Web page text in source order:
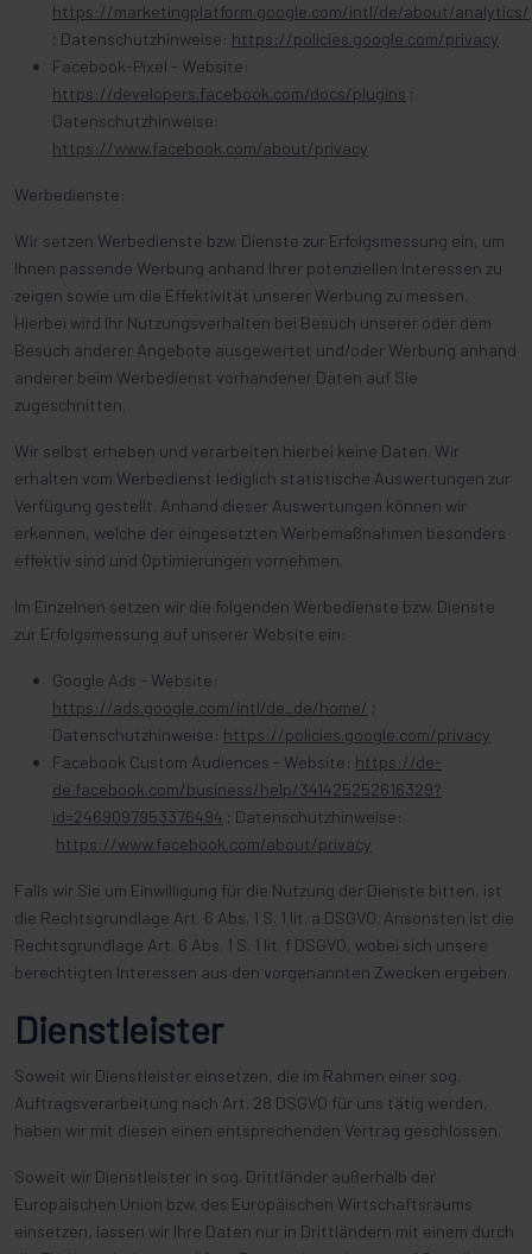
https://marketingplatform.google.com/intl/de/about/analytics/
; Datenschutzhinweise: https://policies.google.com/privacy
Facebook-Pixel - Website:
https://developers.facebook.com/docs/plugins ;
Datenschutzhinweise:
https://www.facebook.com/about/privacy
Werbedienste:
Wir setzen Werbedienste bzw. Dienste zur Erfolgsmessung ein, um
Ihnen passende Werbung anhand Ihrer potenziellen Interessen zu
zeigen sowie um die Effektivität unserer Werbung zu messen.
Hierbei wird Ihr Nutzungsverhalten bei Besuch unserer oder dem
Besuch anderer Angebote ausgewertet und/oder Werbung anhand
anderer beim Werbedienst vorhandener Daten auf Sie
zugeschnitten.
Wir selbst erheben und verarbeiten hierbei keine Daten. Wir
erhalten vom Werbedienst lediglich statistische Auswertungen zur
Verfügung gestellt. Anhand dieser Auswertungen können wir
erkennen, welche der eingesetzten Werbemaßnahmen besonders
effektiv sind und Optimierungen vornehmen.
Im Einzelnen setzen wir die folgenden Werbedienste bzw. Dienste
zur Erfolgsmessung auf unserer Website ein:
Google Ads - Website:
https://ads.google.com/intl/de_de/home/ ;
Datenschutzhinweise: https://policies.google.com/privacy
Facebook Custom Audiences - Website: https://de-
de.facebook.com/business/help/341425252616329?
id=2469097953376494 ; Datenschutzhinweise:
https://www.facebook.com/about/privacy
Falls wir Sie um Einwilligung für die Nutzung der Dienste bitten, ist
die Rechtsgrundlage Art. 6 Abs. 1 S. 1 lit. a DSGVO. Ansonsten ist die
Rechtsgrundlage Art. 6 Abs. 1 S. 1 lit. f DSGVO, wobei sich unsere
berechtigten Interessen aus den vorgenannten Zwecken ergeben.
Dienstleister
Soweit wir Dienstleister einsetzen, die im Rahmen einer sog.
Auftragsverarbeitung nach Art. 28 DSGVO für uns tätig werden,
haben wir mit diesen einen entsprechenden Vertrag geschlossen.
Soweit wir Dienstleister in sog. Drittländer außerhalb der
Europäischen Union bzw. des Europäischen Wirtschaftsraums
einsetzen, lassen wir Ihre Daten nur in Drittländern mit einem durch